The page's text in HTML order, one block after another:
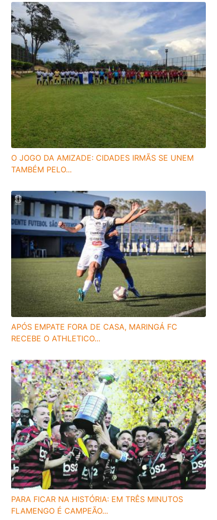
O JOGO DA AMIZADE: CIDADES IRMÃS SE UNEM
TAMBÉM PELO...
APÓS EMPATE FORA DE CASA, MARINGÁ FC
RECEBE O ATHLETICO...
PARA FICAR NA HISTÓRIA: EM TRÊS MINUTOS
FLAMENGO É CAMPEÃO...